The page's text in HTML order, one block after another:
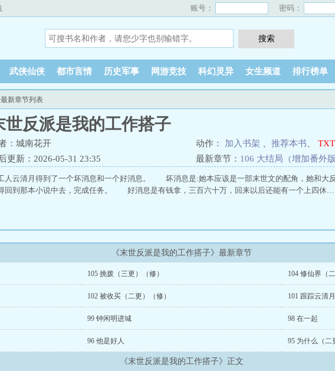
账号： 密码：
武侠仙侠 都市言情 历史军事 网游竞技 科幻灵异 女生频道 排行榜单
新章节列表
世反派是我的工作搭子
：城南花开 动作： 加入书架 推荐本书
更新：2026-05-31 23:35
最新章节： 106 大结局（增加番外版
人云清月得到了一个坏消息和一个好消息。 坏消息是:她本应该是一部末世文的配角，她和大
回到那本小说中去，完成任务。 好消息是有钱拿，三百六十万，回来以后还能有一个上四休…
《末世反派是我的工作搭子》最新章节
105 挑拨（三更）（修） 104 修仙界（二
102 被收买（二更）（修） 101 跟踪云清
99 钟闲明进城 98 在一起
96 他是好人 95 为什么（二
《末世反派是我的工作搭子》正文